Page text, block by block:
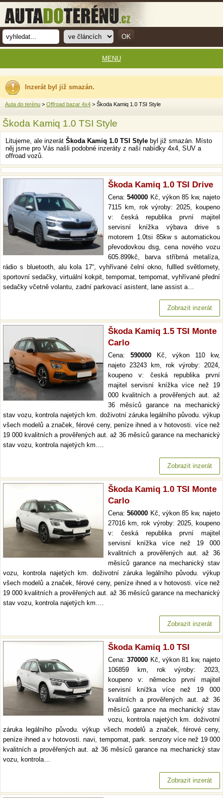
Inzerát byl již smazán.
Auta do terénu > Offroad bazar 4x4 > Škoda Kamiq 1.0 TSI Style
Škoda Kamiq 1.0 TSI Style
Litujeme, ale inzerát Škoda Kamiq 1.0 TSI Style byl již smazán. Místo
něj jsme pro Vás našli podobné inzeráty z naší nabídky 4x4, SUV a
offroad vozů.
Škoda Kamiq 1.0 TSI Drive
Cena:540000 Kč, výkon 85 kw, najeto
7115 km, rok výroby: 2025, koupeno
v: česká republika první majitel
servisní knížka výbava drive s
motorem 1.0tsi 85kw s automatickou
převodovkou dsg, cena nového vozu
605.899kč, barva stříbrná metalíza,
rádio s bluetooth, alu kola 17“, vyhřívané čelní okno, fullled světlomety,
sportovní sedačky, virtuální kokpit, tempomat, tempomat, vyhřívané přední
sedačky včetně volantu, zadní parkovací asistent, lane assist a…
Zobrazit inzerát
Škoda Kamiq 1.5 TSI Monte
Carlo
Cena: 590000 Kč, výkon 110 kw,
najeto 23243 km, rok výroby: 2024,
koupeno v: česká republika první
majitel servisní knížka více než 19
000 kvalitních a prověřených aut. až
36 měsíců garance na mechanický
stav vozu, kontrola najetých km. doživotní záruka legálního původu. výkup
všech modelů a značek, férové ceny, peníze ihned a v hotovosti. více než
19 000 kvalitních a prověřených aut. až 36 měsíců garance na mechanický
stav vozu, kontrola najetých km.…
Zobrazit inzerát
Škoda Kamiq 1.0 TSI Monte
Carlo
Cena:560000 Kč, výkon 85 kw, najeto
27016 km, rok výroby: 2025, koupeno
v: česká republika první majitel
servisní knížka více než 19 000
kvalitních a prověřených aut. až 36
měsíců garance na mechanický stav
vozu, kontrola najetých km. doživotní záruka legálního původu. výkup
všech modelů a značek, férové ceny, peníze ihned a v hotovosti. více než
19 000 kvalitních a prověřených aut. až 36 měsíců garance na mechanický
stav vozu, kontrola najetých km.…
Zobrazit inzerát
Škoda Kamiq 1.0 TSI
Cena:370000 Kč, výkon 81 kw, najeto
106859 km, rok výroby: 2023,
koupeno v: německo první majitel
servisní knížka více než 19 000
kvalitních a prověřených aut. až 36
měsíců garance na mechanický stav
vozu, kontrola najetých km. doživotní
záruka legálního původu. výkup všech modelů a značek, férové ceny,
peníze ihned a v hotovosti. navi, tempomat, park. senzory více než 19 000
kvalitních a prověřených aut. až 36 měsíců garance na mechanický stav
vozu, kontrola…
Zobrazit inzerát
MENU